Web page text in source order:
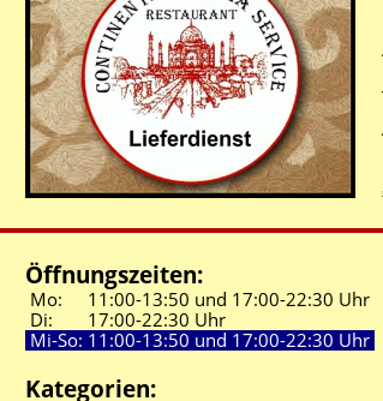
Öffnungszeiten:
Mo: 11:00-13:50 und 17:00-22:30 Uhr
Di:
17:00-22:30 Uhr
Mi-So: 11:00-13:50 und 17:00-22:30 Uhr
Kategorien: